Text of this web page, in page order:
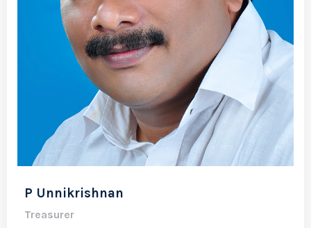
P Unnikrishnan
Treasurer